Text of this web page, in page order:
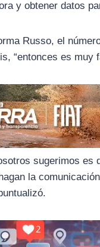
y obtener datos
Russo, el
“entonces es muy
sugerimos
la